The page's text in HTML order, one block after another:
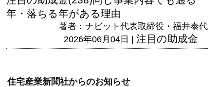
年・落ちる年がある理由
著者：ナビット代表取締役・福井泰代
2026年06月04日 | 注目の助成金
住宅産業新聞社からのお知らせ